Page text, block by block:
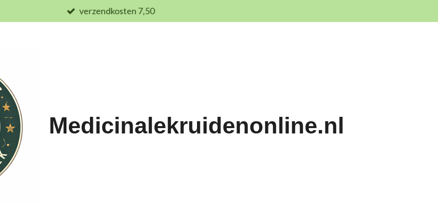
verzendkosten 7,50
Medicinalekruidenonline.nl